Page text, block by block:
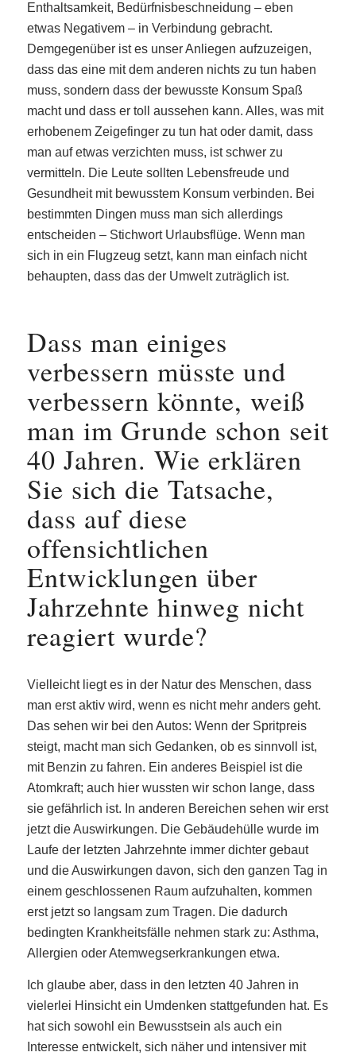
Enthaltsamkeit, Bedürfnisbeschneidung – eben
etwas Negativem – in Verbindung gebracht.
Demgegenüber ist es unser Anliegen aufzuzeigen,
dass das eine mit dem anderen nichts zu tun haben
muss, sondern dass der bewusste Konsum Spaß
macht und dass er toll aussehen kann. Alles, was mit
erhobenem Zeigefinger zu tun hat oder damit, dass
man auf etwas verzichten muss, ist schwer zu
vermitteln. Die Leute sollten Lebensfreude und
Gesundheit mit bewusstem Konsum verbinden. Bei
bestimmten Dingen muss man sich allerdings
entscheiden – Stichwort Urlaubsflüge. Wenn man
sich in ein Flugzeug setzt, kann man einfach nicht
behaupten, dass das der Umwelt zuträglich ist.
Dass man einiges
verbessern müsste und
verbessern könnte, weiß
man im Grunde schon seit
40 Jahren. Wie erklären
Sie sich die Tatsache,
dass auf diese
offensichtlichen
Entwicklungen über
Jahrzehnte hinweg nicht
reagiert wurde?
Vielleicht liegt es in der Natur des Menschen, dass
man erst aktiv wird, wenn es nicht mehr anders geht.
Das sehen wir bei den Autos: Wenn der Spritpreis
steigt, macht man sich Gedanken, ob es sinnvoll ist,
mit Benzin zu fahren. Ein anderes Beispiel ist die
Atomkraft; auch hier wussten wir schon lange, dass
sie gefährlich ist. In anderen Bereichen sehen wir erst
jetzt die Auswirkungen. Die Gebäudehülle wurde im
Laufe der letzten Jahrzehnte immer dichter gebaut
und die Auswirkungen davon, sich den ganzen Tag in
einem geschlossenen Raum aufzuhalten, kommen
erst jetzt so langsam zum Tragen. Die dadurch
bedingten Krankheitsfälle nehmen stark zu: Asthma,
Allergien oder Atemwegserkrankungen etwa.
Ich glaube aber, dass in den letzten 40 Jahren in
vielerlei Hinsicht ein Umdenken stattgefunden hat. Es
hat sich sowohl ein Bewusstsein als auch ein
Interesse entwickelt, sich näher und intensiver mit